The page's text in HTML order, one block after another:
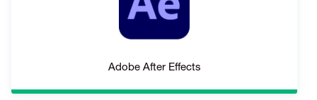
Adobe After Effects